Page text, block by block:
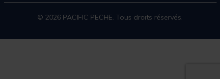
© 2026 PACIFIC PECHE. Tous droits réservés.